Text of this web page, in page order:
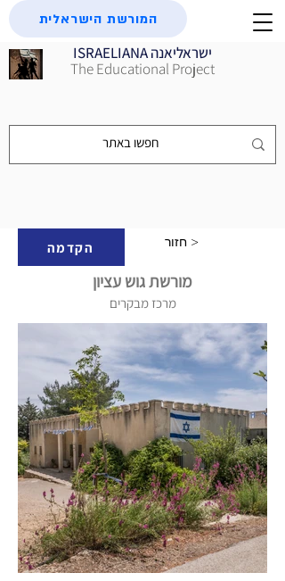
ISRAELIANA ישראליאנה
The Educational Project
המורשת הישראלית
הקדמה חזור >
מורשת גוש עציון
מרכז מבקרים